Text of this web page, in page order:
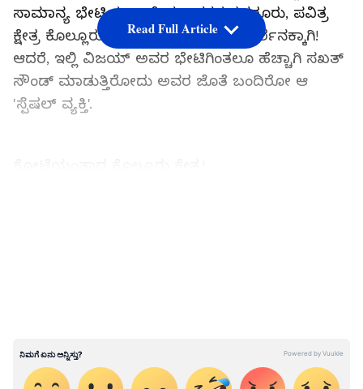
ಸಾಮಾನ್ಯ ಭೇಟಿಯಲ್ಲ, ದೇವಸ್ಥಾನಗಳ ತವರೂರು, ಪವಿತ್ರ
ಕ್ಷೇತ್ರ ಕೊಲ್ಲೂರು ಮೂಕಾಂಬಿಕಾ ದೇವಿಯ ದರ್ಶನಕ್ಕಾಗಿ!
ಆದರೆ, ಇಲ್ಲಿ ವಿಜಯ್ ಅವರ ಭೇಟಿಗಿಂತಲೂ ಹೆಚ್ಚಾಗಿ ಸಖತ್
ಸೌಂಡ್ ಮಾಡುತ್ತಿರೋದು ಅವರ ಜೊತೆ ಬಂದಿರೋ ಆ
'ಸ್ಪೆಷಲ್ ವ್ಯಕ್ತಿ'.
Read Full Article